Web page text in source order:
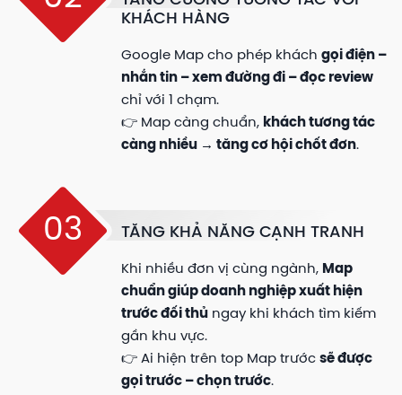
KHÁCH HÀNG
Google Map cho phép khách gọi điện –
nhắn tin – xem đường đi – đọc review
chỉ với 1 chạm.
👉 Map càng chuẩn, khách tương tác
càng nhiều → tăng cơ hội chốt đơn.
03 TĂNG KHẢ NĂNG CẠNH TRANH
Khi nhiều đơn vị cùng ngành, Map
chuẩn giúp doanh nghiệp xuất hiện
trước đối thủ ngay khi khách tìm kiếm
gần khu vực.
👉 Ai hiện trên top Map trước sẽ được
gọi trước – chọn trước.